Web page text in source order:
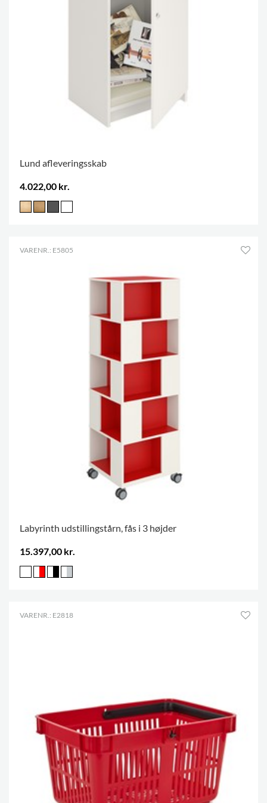
Lund afleveringsskab
4.022,00 kr.
VARENR.: E5805
Labyrinth udstillingstårn, fås i 3 højder
15.397,00 kr.
VARENR.: E2818